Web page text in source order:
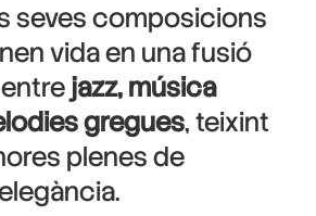
seves composicions
vida en una fusió
jazz, música
gregues, teixint
plenes de